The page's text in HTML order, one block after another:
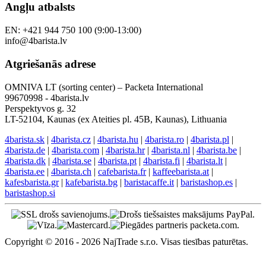
Angļu atbalsts
EN: +421 944 750 100 (9:00-13:00)
info@4barista.lv
Atgriešanās adrese
OMNIVA LT (sorting center) – Packeta International
99670998 - 4barista.lv
Perspektyvos g. 32
LT-52104, Kaunas (ex Ateities pl. 45B, Kaunas), Lithuania
4barista.sk | 4barista.cz | 4barista.hu | 4barista.ro | 4barista.pl |
4barista.de | 4barista.com | 4barista.hr| 4barista.nl | 4barista.be |
4barista.dk | 4barista.se | 4barista.pt | 4barista.fi | 4barista.lt |
4barista.ee | 4barista.ch | cafebarista.fr| kaffeebarista.at |
kafesbarista.gr| kafebarista.bg | baristacaffe.it | baristashop.es |
baristashop.si
Copyright © 2016 - 2026 NajTrade s.r.o. Visas tiesības paturētas.